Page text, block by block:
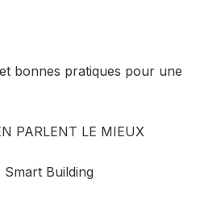
bonnes pratiques pour une
PARLENT LE MIEUX
Building